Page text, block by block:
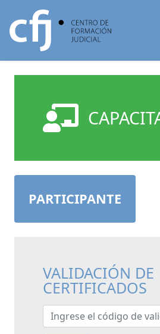
PARTICIPANTE
VALIDACIÓN DE
CERTIFICADOS
Ingrese el código de